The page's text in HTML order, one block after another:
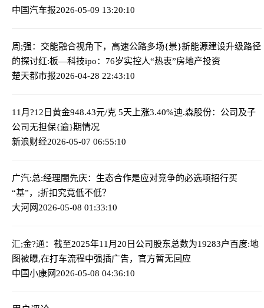
中国汽车报2026-05-09 13:20:10
周;强：交能融合视角下，高速公路多场{景}新能源建设升级路径
的探讨红:板—科技ipo：76岁实控人“热衷”房地产投资
楚天都市报2026-04-28 22:43:10
11月?12日黄金948.43元/克 5天上涨3.40%迪.森股份：公司及子
公司无担保{逾}期情况
新浪财经2026-05-07 06:55:10
广汽:总:经理閤先庆：生态合作是应对竞争的必选项招行买
“基”，;折扣究竟低不低？
大河网2026-05-08 01:33:10
汇;金?通：截至2025年11月20日公司股东总数为19283户百度:地
图被曝,在打车流程中强插广告，官方暂无回应
中国小康网2026-05-08 04:36:10